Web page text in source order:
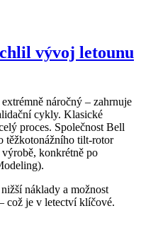
vývoj letounu
náročný – zahrnuje
cykly. Klasické
proces. Společnost Bell
těžkotonážního tilt-rotor
konkrétně po
náklady a možnost
což je v letectví klíčové.